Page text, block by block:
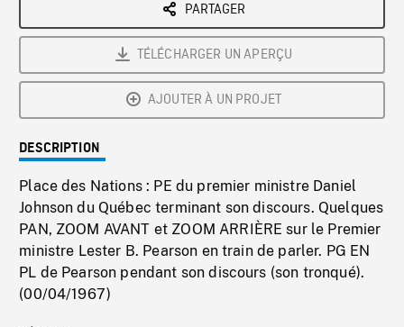
PARTAGER
TÉLÉCHARGER UN APERÇU
AJOUTER À UN PROJET
DESCRIPTION
Place des Nations : PE du premier ministre Daniel
Johnson du Québec terminant son discours. Quelques
PAN, ZOOM AVANT et ZOOM ARRIÈRE sur le Premier
ministre Lester B. Pearson en train de parler. PG EN
PL de Pearson pendant son discours (son tronqué).
(00/04/1967)